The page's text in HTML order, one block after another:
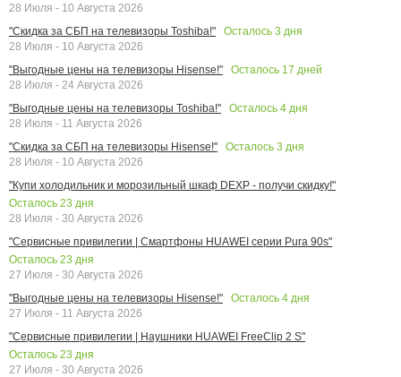
28 Июля - 10 Августа 2026
"Скидка за СБП на телевизоры Toshiba!"
Осталось 3 дня
28 Июля - 10 Августа 2026
"Выгодные цены на телевизоры Hisense!"
Осталось 17 дней
28 Июля - 24 Августа 2026
"Выгодные цены на телевизоры Toshiba!"
Осталось 4 дня
28 Июля - 11 Августа 2026
"Скидка за СБП на телевизоры Hisense!"
Осталось 3 дня
28 Июля - 10 Августа 2026
"Купи холодильник и морозильный шкаф DEXP - получи скидку!"
Осталось 23 дня
28 Июля - 30 Августа 2026
"Сервисные привилегии | Смартфоны HUAWEI серии Pura 90s"
Осталось 23 дня
27 Июля - 30 Августа 2026
"Выгодные цены на телевизоры Hisense!"
Осталось 4 дня
27 Июля - 11 Августа 2026
"Сервисные привилегии | Наушники HUAWEI FreeClip 2 S"
Осталось 23 дня
27 Июля - 30 Августа 2026